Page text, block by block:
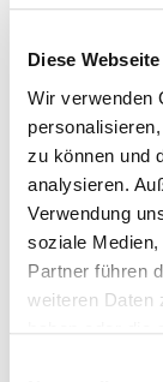
Diese
Wir verwenden
zu können und
analysieren.
Verwendung
soziale
Partner führen
weiteren Daten
passend
einer
bietet